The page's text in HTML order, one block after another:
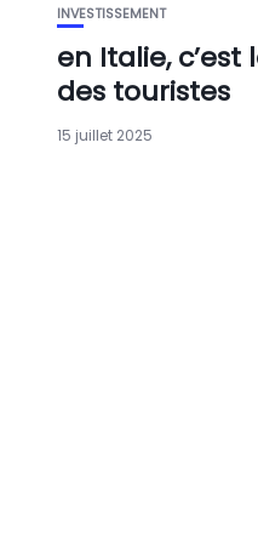
INVESTISSEMENT
en Italie,
des touristes
15 juillet 2025